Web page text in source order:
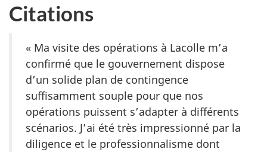
Citations
« Ma visite des opérations à Lacolle m’a
confirmé que le gouvernement dispose
d’un solide plan de contingence
suffisamment souple pour que nos
opérations puissent s’adapter à différents
scénarios. J’ai été très impressionné par la
diligence et le professionnalisme dont